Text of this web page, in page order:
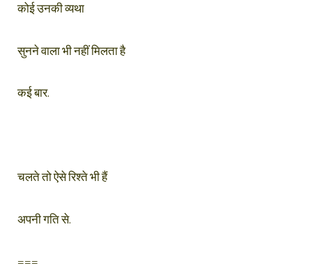
कोई उनकी व्यथा
सुनने वाला भी नहीं मिलता है
कई बार.
चलते तो ऐसे रिश्ते भी हैं
अपनी गति से.
===